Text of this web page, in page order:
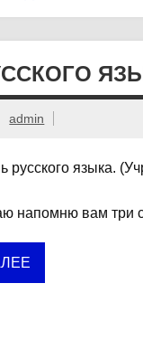
admin
языка.
напомню вам три